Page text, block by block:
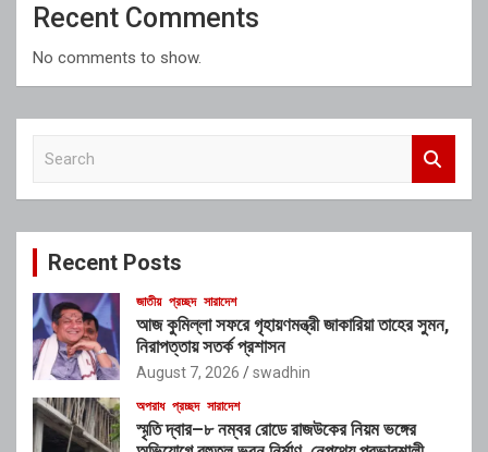
Recent Comments
No comments to show.
c
Recent Posts
জাতীয় প্রচ্ছদ সারাদেশ
আজ কুমিল্লা সফরে গৃহায়ণমন্ত্রী জাকারিয়া তাহের সুমন,
নিরাপত্তায় সতর্ক প্রশাসন
August 7, 2026 swadhin
অপরাধ প্রচ্ছদ সারাদেশ
স্মৃতি দ্বার–৮ নম্বর রোডে রাজউকের নিয়ম ভঙ্গের